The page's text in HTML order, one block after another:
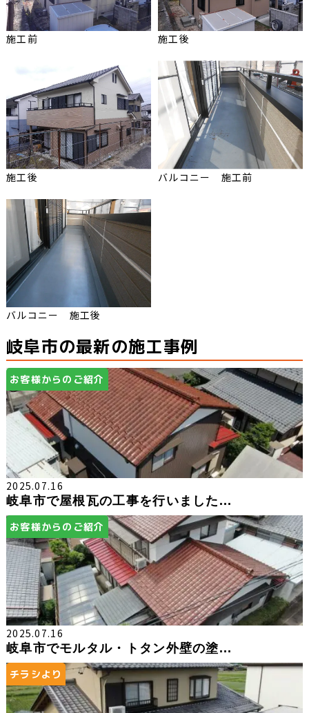
施工前 施工後
施工後 バルコニー 施工前
バルコニー 施工後
岐阜市の最新の施工事例
お客様からのご紹介
2025.07.16
岐阜市で屋根瓦の工事を行いました...
お客様からのご紹介
2025.07.16
岐阜市でモルタル・トタン外壁の塗...
チラシより